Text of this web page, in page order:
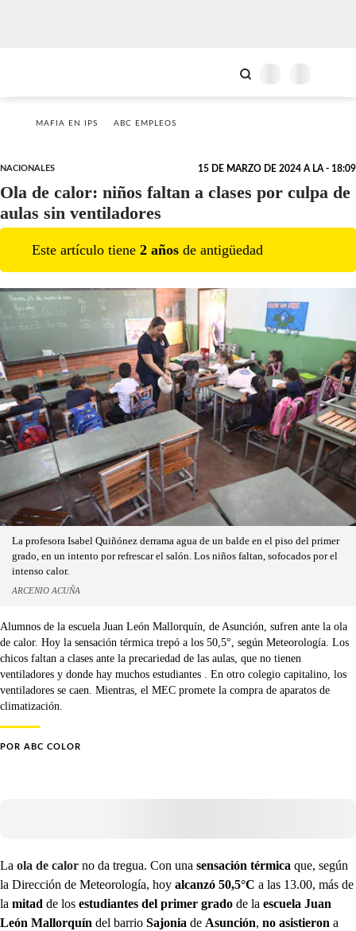
MAFIA EN IPS ABC EMPLEOS
NACIONALES 15 DE MARZO DE 2024 A LA - 18:09
Ola de calor: niños faltan a clases por culpa de
aulas sin ventiladores
Este artículo tiene 2 años de antigüedad
La profesora Isabel Quiñónez derrama agua de un balde en el piso del primer
grado, en un intento por refrescar el salón. Los niños faltan, sofocados por el
intenso calor.
ARCENIO ACUÑA
Alumnos de la escuela Juan León Mallorquín, de Asunción, sufren ante la ola
de calor. Hoy la sensación térmica trepó a los 50,5°, según Meteorología. Los
chicos faltan a clases ante la precariedad de las aulas, que no tienen
ventiladores y donde hay muchos estudiantes . En otro colegio capitalino, los
ventiladores se caen. Mientras, el MEC promete la compra de aparatos de
climatización.
POR ABC COLOR
La ola de calor no da tregua. Con una sensación térmica que, según
la Dirección de Meteorología, hoy alcanzó 50,5°C a las 13.00, más de
la mitad de los estudiantes del primer grado de la escuela Juan
León Mallorquín del barrio Sajonia de Asunción, no asistieron a